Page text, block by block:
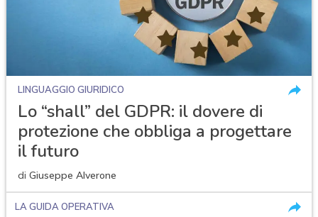
LINGUAGGIO GIURIDICO
Lo “shall” del GDPR: il dovere di
protezione che obbliga a progettare
il futuro
di Giuseppe Alverone
LA GUIDA OPERATIVA